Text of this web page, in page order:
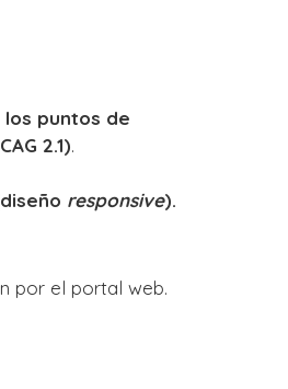
puntos de
2.1).
responsive).
por el portal web.